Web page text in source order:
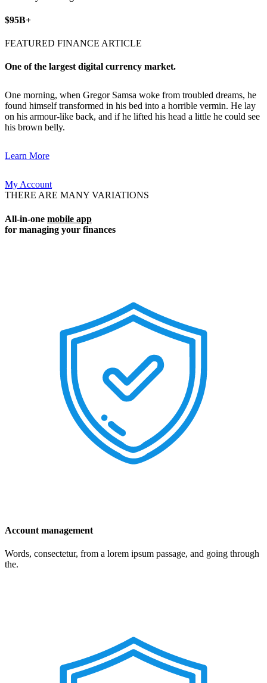
$95B+
FEATURED FINANCE ARTICLE
One of the largest digital currency market.
One morning, when Gregor Samsa woke from troubled dreams, he
found himself transformed in his bed into a horrible vermin. He lay
on his armour-like back, and if he lifted his head a little he could see
his brown belly.
Learn More
My Account
THERE ARE MANY VARIATIONS
All-in-one mobile app
for managing your finances
Account management
Words, consectetur, from a lorem ipsum passage, and going through
the.